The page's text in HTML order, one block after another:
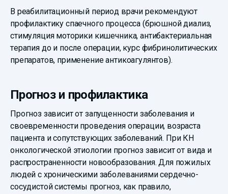
В реабилитационный период врачи рекомендуют
профилактику спаечного процесса (брюшной диализ,
стимуляция моторики кишечника, антибактериальная
терапия до и после операции, курс фибринолитических
препаратов, применение антикоагулянтов).
Прогноз и профилактика
Прогноз зависит от запущенности заболевания и
своевременности проведения операции, возраста
пациента и сопутствующих заболеваний. При КН
онкологической этиологии прогноз зависит от вида и
распространенности новообразования. Для пожилых
людей с хроническими заболеваниями сердечно-
сосудистой системы прогноз, как правило,